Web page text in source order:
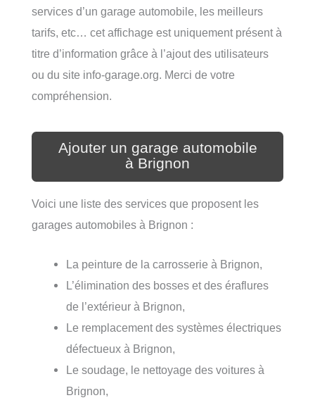
services d’un garage automobile, les meilleurs
tarifs, etc… cet affichage est uniquement présent à
titre d’information grâce à l’ajout des utilisateurs
ou du site info-garage.org. Merci de votre
compréhension.
Ajouter un garage automobile
à Brignon
Voici une liste des services que proposent les
garages automobiles à Brignon :
La peinture de la carrosserie à Brignon,
L’élimination des bosses et des éraflures
de l’extérieur à Brignon,
Le remplacement des systèmes électriques
défectueux à Brignon,
Le soudage, le nettoyage des voitures à
Brignon,